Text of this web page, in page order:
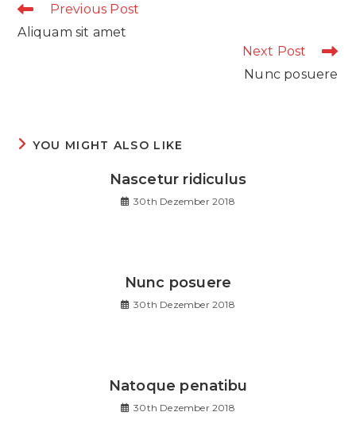
Continue
Reading
Previous Post
Aliquam sit amet
Next Post
Nunc posuere
YOU MIGHT ALSO LIKE
Nascetur ridiculus
30th Dezember 2018
Nunc posuere
30th Dezember 2018
Natoque penatibu
30th Dezember 2018